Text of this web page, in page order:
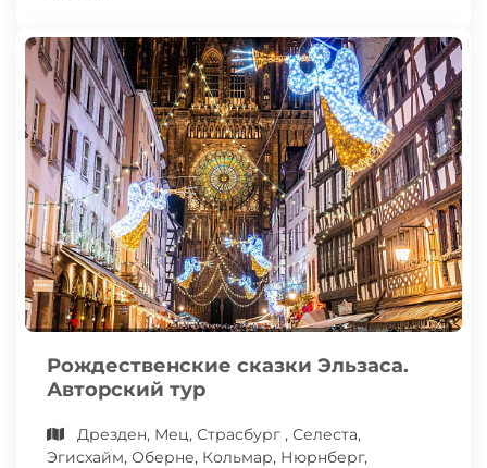
Рождественские сказки Эльзаса.
Авторский тур
Дрезден, Мец, Страсбург , Селеста,
Эгисхайм, Оберне, Кольмар, Нюрнберг,